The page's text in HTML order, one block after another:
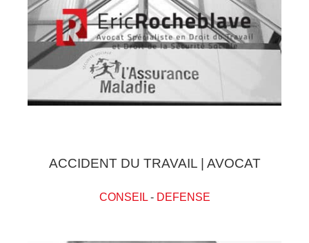
ACCIDENT DU TRAVAIL | AVOCAT
CONSEIL- DEFENSE